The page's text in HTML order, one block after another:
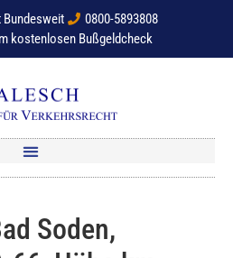
Bundesweit
0800-5893808
kostenlosen Bußgeldcheck
Soden,